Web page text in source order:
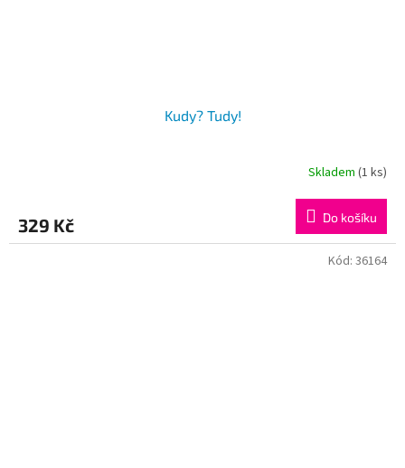
Kudy? Tudy!
Skladem (1 ks)
329 Kč Do košíku
Kód: 36164